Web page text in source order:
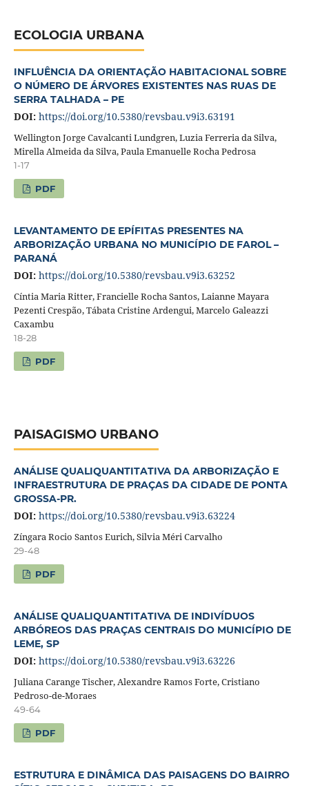
ECOLOGIA URBANA
INFLUÊNCIA DA ORIENTAÇÃO HABITACIONAL SOBRE
O NÚMERO DE ÁRVORES EXISTENTES NAS RUAS DE
SERRA TALHADA – PE
DOI: https://doi.org/10.5380/revsbau.v9i3.63191
Wellington Jorge Cavalcanti Lundgren, Luzia Ferreria da Silva,
Mirella Almeida da Silva, Paula Emanuelle Rocha Pedrosa
1-17
PDF
LEVANTAMENTO DE EPÍFITAS PRESENTES NA
ARBORIZAÇÃO URBANA NO MUNICÍPIO DE FAROL –
PARANÁ
DOI: https://doi.org/10.5380/revsbau.v9i3.63252
Cíntia Maria Ritter, Francielle Rocha Santos, Laianne Mayara
Pezenti Crespão, Tábata Cristine Ardengui, Marcelo Galeazzi
Caxambu
18-28
PDF
PAISAGISMO URBANO
ANÁLISE QUALIQUANTITATIVA DA ARBORIZAÇÃO E
INFRAESTRUTURA DE PRAÇAS DA CIDADE DE PONTA
GROSSA-PR.
DOI: https://doi.org/10.5380/revsbau.v9i3.63224
Zíngara Rocio Santos Eurich, Silvia Méri Carvalho
29-48
PDF
ANÁLISE QUALIQUANTITATIVA DE INDIVÍDUOS
ARBÓREOS DAS PRAÇAS CENTRAIS DO MUNICÍPIO DE
LEME, SP
DOI: https://doi.org/10.5380/revsbau.v9i3.63226
Juliana Carange Tischer, Alexandre Ramos Forte, Cristiano
Pedroso-de-Moraes
49-64
PDF
ESTRUTURA E DINÂMICA DAS PAISAGENS DO BAIRRO